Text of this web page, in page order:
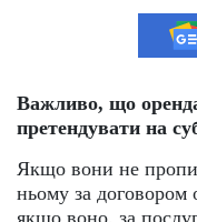
Важливо, що
претендувати на
Якщо вони не
ньому за договором
якщо воно, за